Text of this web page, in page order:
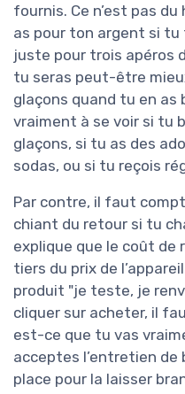
fournis. Ce n’est pas
as pour ton argent si tu
juste pour trois apéros
tu seras peut-être
glaçons quand tu en as
vraiment à se voir si tu
glaçons, si tu as des
sodas, ou si tu reçois
Par contre, il faut
chiant du retour si tu
explique que le coût de
tiers du prix de
produit "je teste, je
cliquer sur acheter, il
est-ce que tu vas
acceptes l’entretien
place pour la laisser